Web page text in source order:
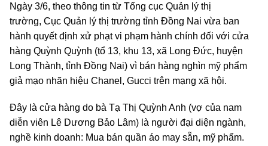
Ngày 3/6, theo thông tin từ Tổng cục Quản lý thị
trường, Cục Quản lý thị trường tỉnh Đồng Nai vừa ban
hành quyết định xử phạt vi phạm hành chính đối với cửa
hàng Quỳnh Quỳnh (tổ 13, khu 13, xã Long Đức, huyện
Long Thành, tỉnh Đồng Nai) vì bán hàng nghìn mỹ phẩm
giả mạo nhãn hiệu Chanel, Gucci trên mạng xã hội.
Đây là cửa hàng do bà Tạ Thị Quỳnh Anh (vợ của nam
diễn viên Lê Dương Bảo Lâm) là người đại diện ngành,
nghề kinh doanh: Mua bán quần áo may sẵn, mỹ phẩm.